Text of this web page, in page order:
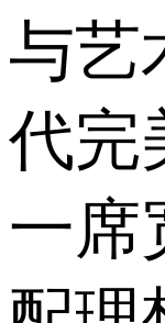
与艺
代完
一席